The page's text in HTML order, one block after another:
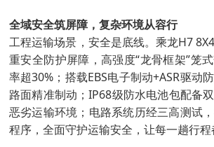
全域安全筑屏障，复杂环境从容行
工程运输场景，安全是底线。乘龙H7
重安全防护屏障，高强度“龙骨框架”笼
率超30%；搭载EBS电子制动+ASR驱动
路面精准制动；IP68级防水电池包配备
恶劣运输环境；电路系统历经三高测试
程序，全面守护运输安全，让每一趟行程